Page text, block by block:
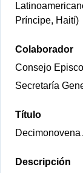
Príncipe, Haití)
Colaborador
Consejo
Secretaría
Título
Descripción